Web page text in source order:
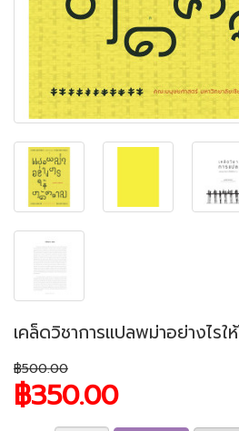
เคล็ดวิชาการแปลพม่าอย่างไรใ
฿500.00
฿350.00